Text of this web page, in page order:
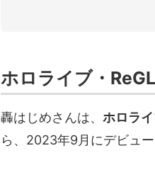
ホロライブ・
轟はじめさんは、 ホロラ
ら、2023年9月にデビュー